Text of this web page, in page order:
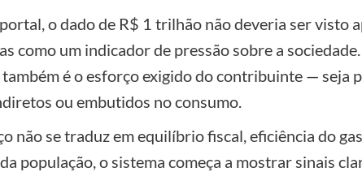
o dado de R$ 1 trilhão não deveria ser visto
como um indicador de pressão sobre a
é o esforço exigido do contribuinte — seja
ou embutidos no consumo.
não se traduz em equilíbrio fiscal, eficiência do
população, o sistema começa a mostrar sinais